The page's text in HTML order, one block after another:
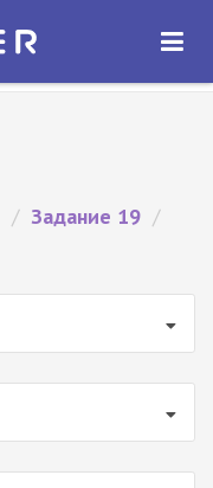
ОТКРЫТЬ
/ Задание 19 /